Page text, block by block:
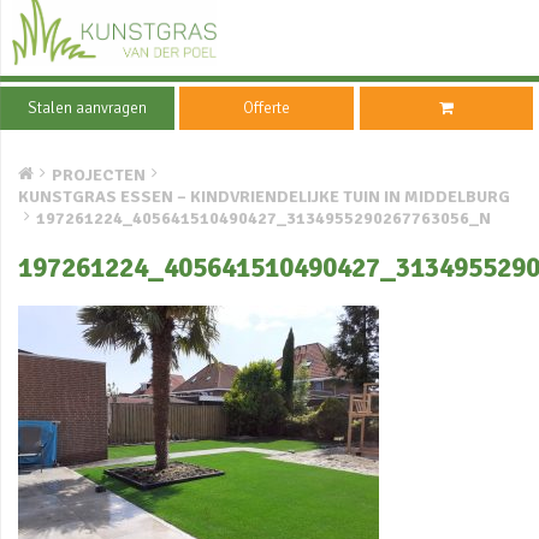
Stalen aanvragen Offerte
PROJECTEN
KUNSTGRAS ESSEN – KINDVRIENDELIJKE TUIN IN MIDDELBURG
197261224_405641510490427_3134955290267763056_N